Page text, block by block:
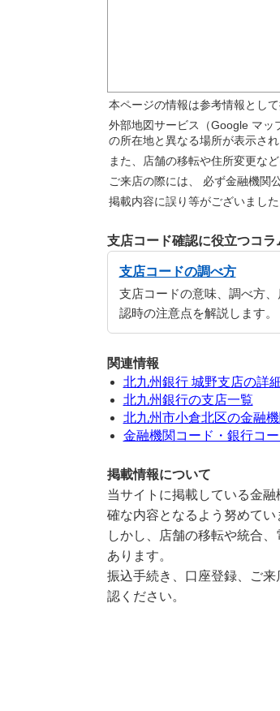
本ページの情報は参考情報として
外部地図サービス（Google マッ
の所在地と異なる場所が表示され
また、店舗の移転や住所変更な
ご来店の際には、 必ず金融機関
掲載内容に誤り等がございました
支店コード確認に役立つコラ
支店コードの調べ方
支店コードの意味、調べ方
認時の注意点を解説します。
関連情報
北九州銀行 城野支店の詳
北九州銀行の支店一覧
北九州市小倉北区の金融
金融機関コード・銀行コ
掲載情報について
当サイトに掲載している金
確な内容となるよう努めてい
しかし、店舗の移転や統合
あります。
振込手続き、口座登録、ご
認ください。